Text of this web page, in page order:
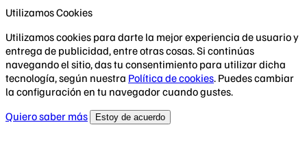
Utilizamos Cookies
Utilizamos cookies para darte la mejor experiencia de usuario y
entrega de publicidad, entre otras cosas. Si continúas
navegando el sitio, das tu consentimiento para utilizar dicha
tecnología, según nuestra Política de cookies. Puedes cambiar
la configuración en tu navegador cuando gustes.
Quiero saber más
Estoy de acuerdo